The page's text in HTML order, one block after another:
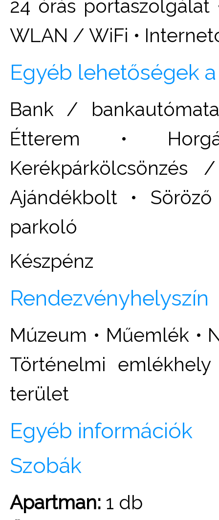
24 órás portaszolgálat
WLAN / WiFi •
Egyéb lehetőségek
Bank /
Étterem •
Ajándékbolt •
parkoló
Készpénz
Rendezvényhelyszín
Múzeum • Műemlék •
Történelmi
terület
Egyéb információk
Szobák
Apartman: 1 db